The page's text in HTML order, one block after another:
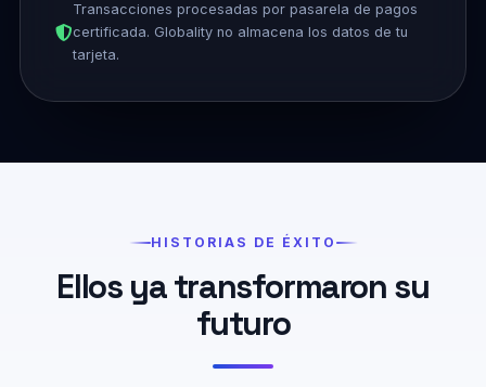
Transacciones procesadas por pasarela de pagos
certificada. Globality no almacena los datos de tu
tarjeta.
HISTORIAS DE ÉXITO
Ellos ya transformaron su
futuro